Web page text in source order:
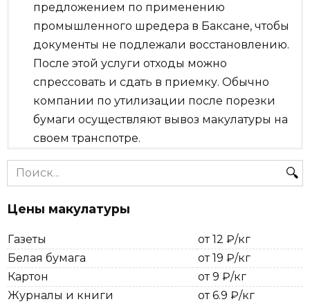
предложением по применению
промышленного шредера в Баксане, чтобы
документы не подлежали восстановлению.
После этой услуги отходы можно
спрессовать и сдать в приемку. Обычно
компании по утилизации после порезки
бумаги осуществляют вывоз макулатуры на
своем транспотре.
Search
for:
Цены макулатуры
Газеты
от 12 ₽/кг
Белая бумага
от 19 ₽/кг
Картон
от 9 ₽/кг
Журналы и книги
от 6.9 ₽/кг